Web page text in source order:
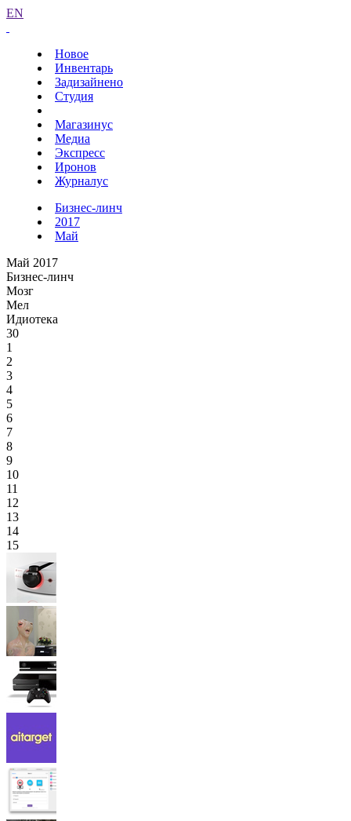
EN
Новое
Инвентарь
Задизайнено
Студия
Магазинус
Медиа
Экспресс
Иронов
Журналус
Бизнес-линч
2017
Май
Май 2017
Бизнес-линч
Мозг
Мел
Идиотека
30
1
2
3
4
5
6
7
8
9
10
11
12
13
14
15